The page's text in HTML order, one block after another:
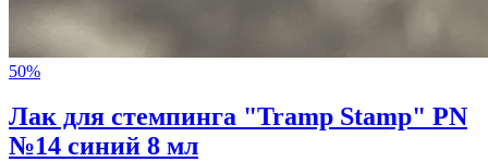
50%
Лак для стемпинга "Tramp Stamp" PN
№14 синий 8 мл